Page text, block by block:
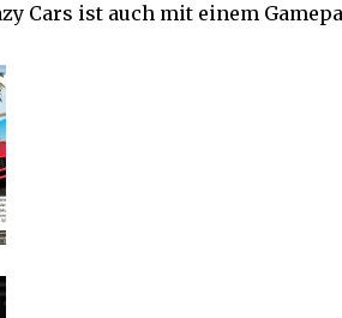
Cars ist auch mit einem